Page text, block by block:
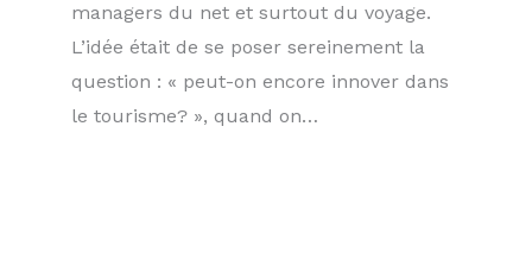
managers du net et surtout du voyage.
L’idée était de se poser sereinement la
question : « peut-on encore innover dans
le tourisme? », quand on…